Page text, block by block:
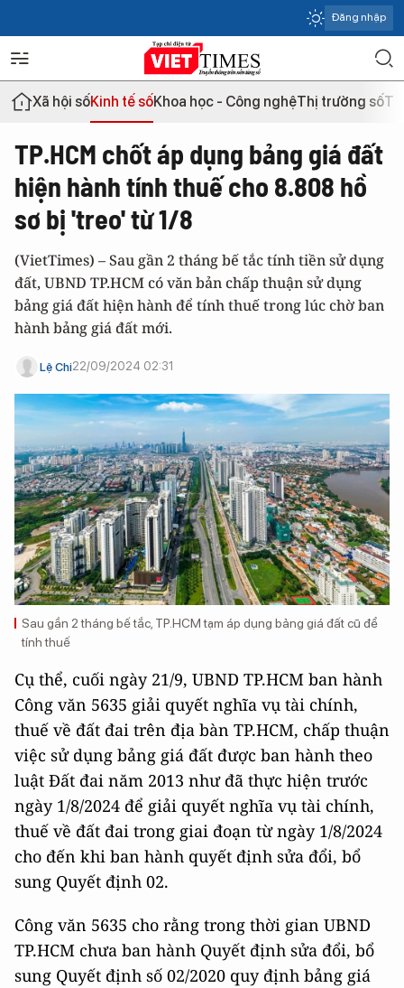
Đăng nhập
Xã hội sốKinh tế sốKhoa học - Công nghệThị trường số
TP.HCM chốt áp dụng bảng giá đất
hiện hành tính thuế cho 8.808 hồ
sơ bị 'treo' từ 1/8
(VietTimes) – Sau gần 2 tháng bế tắc tính tiền sử dụng
đất, UBND TP.HCM có văn bản chấp thuận sử dụng
bảng giá đất hiện hành để tính thuế trong lúc chờ ban
hành bảng giá đất mới.
Lệ Chi22/09/2024 02:31
Sau gần 2 tháng bế tắc, TP.HCM tạm áp dụng bảng giá đất cũ để
tính thuế
Cụ thể, cuối ngày 21/9, UBND TP.HCM ban hành
Công văn 5635 giải quyết nghĩa vụ tài chính,
thuế về đất đai trên địa bàn TP.HCM, chấp thuận
việc sử dụng bảng giá đất được ban hành theo
luật Đất đai năm 2013 như đã thực hiện trước
ngày 1/8/2024 để giải quyết nghĩa vụ tài chính,
thuế về đất đai trong giai đoạn từ ngày 1/8/2024
cho đến khi ban hành quyết định sửa đổi, bổ
sung Quyết định 02.
Công văn 5635 cho rằng trong thời gian UBND
TP.HCM chưa ban hành Quyết định sửa đổi, bổ
sung Quyết định số 02/2020 quy định bảng giá